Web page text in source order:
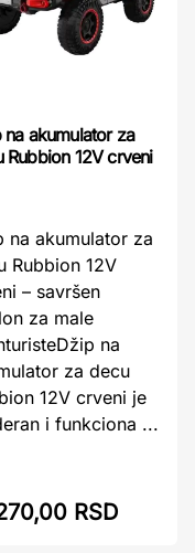
na akumulator za
Rubbion 12V crveni
na akumulator za
Rubbion 12V
– savršen
za male
na
za decu
12V crveni je
i funkciona ...
RSD